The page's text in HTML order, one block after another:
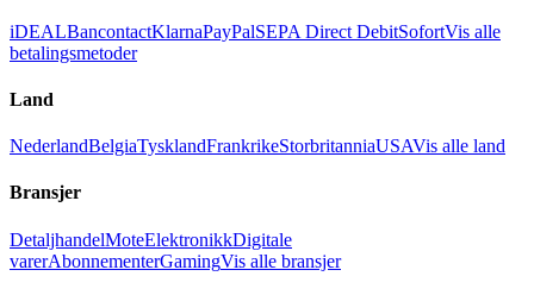
iDEALBancontactKlarnaPayPalSEPA Direct DebitSofortVis alle
betalingsmetoder
Land
NederlandBelgiaTysklandFrankrikeStorbritanniaUSAVis alle land
Bransjer
DetaljhandelMoteElektronikkDigitale
varerAbonnementerGamingVis alle bransjer